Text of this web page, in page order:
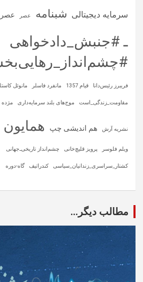
سرمایه‌ دیجیتالی شبنامه عصر عصر
ـ #جنبش_دادخواهی
فریبرز رئیس‌دانا قیام 1357 مانفرد فاسلر مانوئل
مقاومت_زندگی_است موج‌های بلند سرمایه‌داری
نشریه آرش هم اندیشی چپ همایون
ویلم فلوسر پرویز قلیچ‌خانی چشم‌انداز تاریخی‌ـ‌جهانی
کشتار_سراسری_زندانیان_سیاسی کندراتیف گاه-دوره
مطالب دیگر...